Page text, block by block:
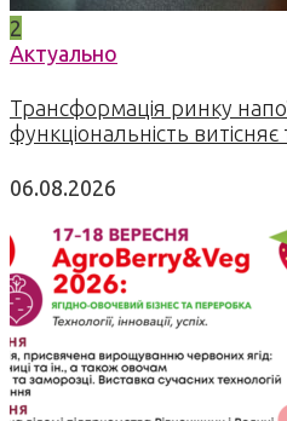
2
Актуально
Трансформація ринку
функціональність
06.08.2026